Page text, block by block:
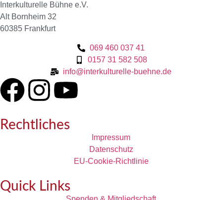
Interkulturelle Bühne e.V.
Alt Bornheim 32
60385 Frankfurt
069 460 037 41
0157 31 582 508
info@interkulturelle-buehne.de
Rechtliches
Impressum
Datenschutz
EU-Cookie-Richtlinie
Quick Links